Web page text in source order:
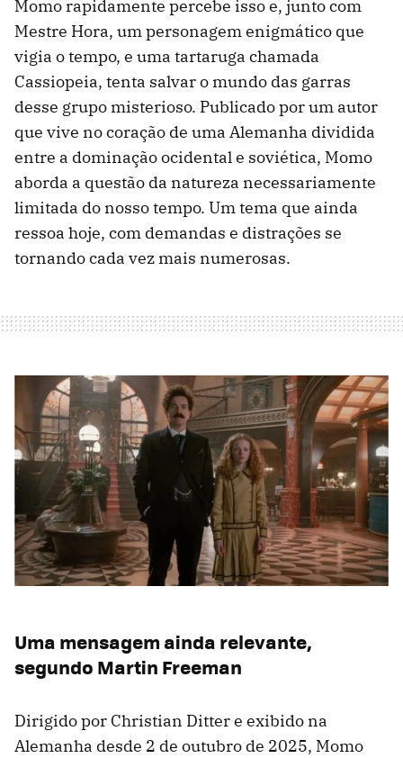
Momo rapidamente percebe isso e, junto com
Mestre Hora, um personagem enigmático que
vigia o tempo, e uma tartaruga chamada
Cassiopeia, tenta salvar o mundo das garras
desse grupo misterioso. Publicado por um autor
que vive no coração de uma Alemanha dividida
entre a dominação ocidental e soviética, Momo
aborda a questão da natureza necessariamente
limitada do nosso tempo. Um tema que ainda
ressoa hoje, com demandas e distrações se
tornando cada vez mais numerosas.
Uma mensagem ainda relevante,
segundo Martin Freeman
Dirigido por Christian Ditter e exibido na
Alemanha desde 2 de outubro de 2025, Momo